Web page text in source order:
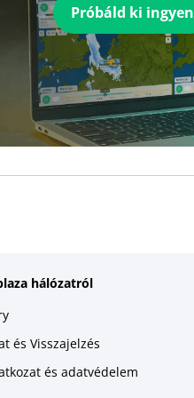
Próbáld ki ingyen
hálózatról
és Visszajelzés
és adatvédelem